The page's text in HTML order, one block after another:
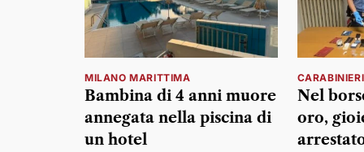
MILANO MARITTIMA
Bambina di 4 anni muore
annegata nella piscina di
un hotel
CARABINIERI
Nel
oro,